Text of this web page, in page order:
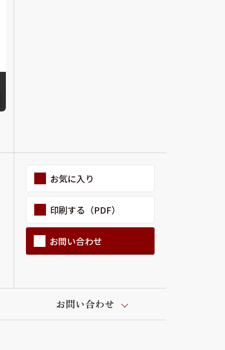
チナ
お気に入り
印刷する（PDF）
お問い合わせ
お問い合わせ